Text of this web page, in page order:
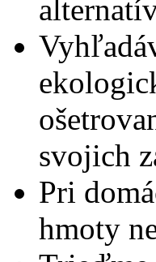
svojich
Pri
hmoty